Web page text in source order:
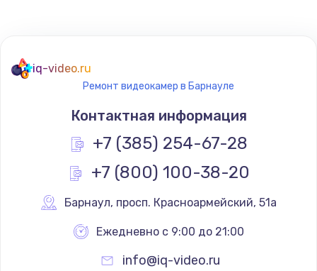
Заказать
Ремонт подсветки
от 1200 руб.
Заказать
Чистка от пыли
iq-video.ru
Ремонт видеокамер в Барнауле
Контактная информация
+7 (385) 254-67-28
+7 (800) 100-38-20
Барнаул, просп. Красноармейский, 51а
Ежедневно с 9:00 до 21:00
info@iq-video.ru